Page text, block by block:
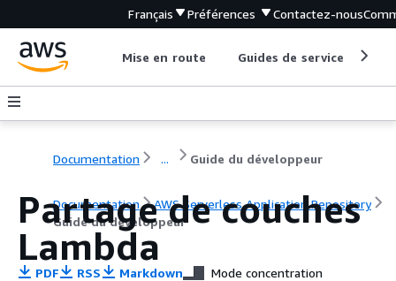
Français Préférences Contactez-nous
Mise en route Guides de service
Documentation ... Guide du développeur
Documentation
AWS Serverless Application Repository
Guide du développeur
Partage de couches
Lambda
PDF RSS Markdown Mode concentration